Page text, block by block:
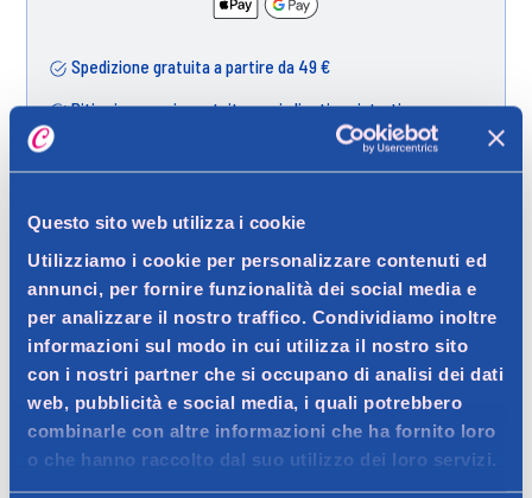
Questo sito web utilizza i cookie
Utilizziamo i cookie per personalizzare contenuti ed
annunci, per fornire funzionalità dei social media e
per analizzare il nostro traffico. Condividiamo inoltre
informazioni sul modo in cui utilizza il nostro sito
con i nostri partner che si occupano di analisi dei dati
web, pubblicità e social media, i quali potrebbero
combinarle con altre informazioni che ha fornito loro
o che hanno raccolto dal suo utilizzo dei loro servizi.
Spedizione gratuita a partire da 49 €
Ritiro in negozio gratuito per i clienti registrati
Dettagli prodotto
Descrizione
Ammorbidente concentrato con profumo ispirato all'isola di
Capri, che unisce le note floreali di gardenia e giacinto per una
freschezza duratura.
Contatto del produttore
Dettagli